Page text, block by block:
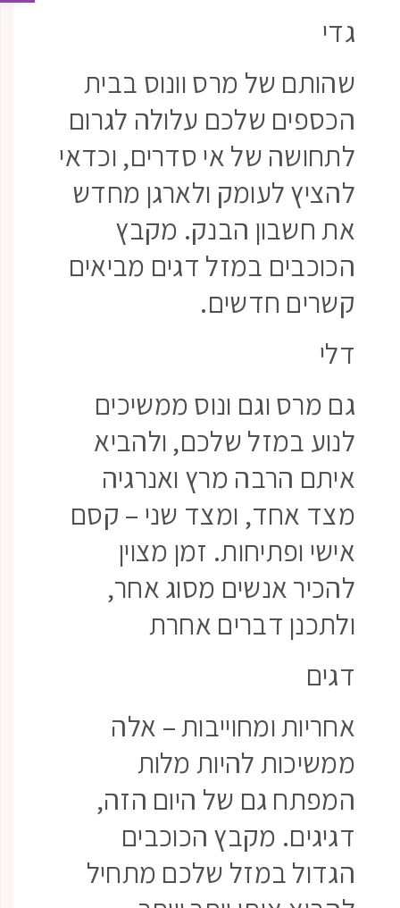
גדי
שהותם של מרס וונוס בבית
הכספים שלכם עלולה לגרום
לתחושה של אי סדרים, וכדאי
להציץ לעומק ולארגן מחדש
את חשבון הבנק. מקבץ
הכוכבים במזל דגים מביאים
קשרים חדשים.
דלי
גם מרס וגם ונוס ממשיכים
לנוע במזל שלכם, ולהביא
איתם הרבה מרץ ואנרגיה
מצד אחד, ומצד שני – קסם
אישי ופתיחות. זמן מצוין
להכיר אנשים מסוג אחר,
ולתכנן דברים אחרת
דגים
אחריות ומחוייבות – אלה
ממשיכות להיות מלות
המפתח גם של היום הזה,
דגיגים. מקבץ הכוכבים
הגדול במזל שלכם מתחיל